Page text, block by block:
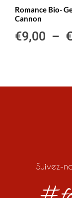
Romance Bio-
Cannon
€9,00 – €
Suivez-